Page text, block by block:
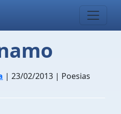
| 23/02/2013 | Poesias